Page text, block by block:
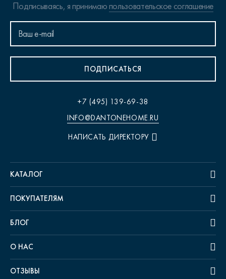
Подписываясь, я принимаюпользовательское соглашение
ПОДПИСАТЬСЯ
+7 (495) 139-69-38
INFO@DANTONEHOME.RU
НАПИСАТЬ ДИРЕКТОРУ
КАТАЛОГ
ПОКУПАТЕЛЯМ
БЛОГ
О НАС
ОТЗЫВЫ